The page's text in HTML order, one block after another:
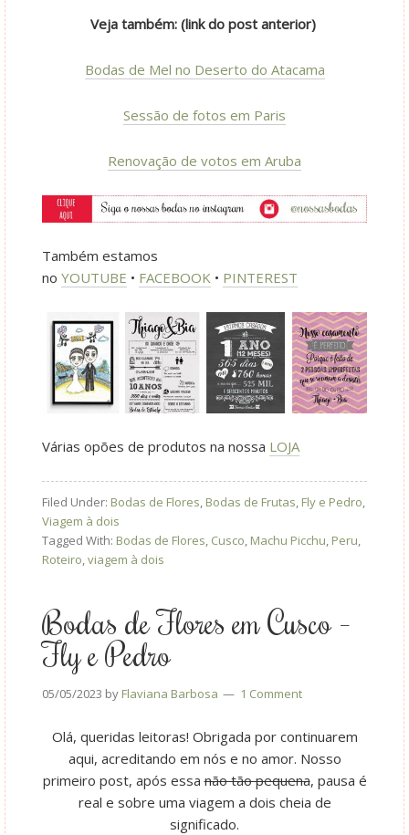
Veja também: (link do post anterior)
Bodas de Mel no Deserto do Atacama
Sessão de fotos em Paris
Renovação de votos em Aruba
Também estamos
no YOUTUBE • FACEBOOK • PINTEREST
Várias opões de produtos na nossa LOJA
Filed Under: Bodas de Flores, Bodas de Frutas, Fly e Pedro,
Viagem à dois
Tagged With: Bodas de Flores, Cusco, Machu Picchu, Peru,
Roteiro,viagem à dois
Bodas de Flores em Cusco –
Fly e Pedro
05/05/2023 by Flaviana Barbosa 1 Comment
Olá, queridas leitoras! Obrigada por continuarem
aqui, acreditando em nós e no amor. Nosso
primeiro post, após essanão tão pequena, pausa é
real e sobre uma viagem a dois cheia de
significado.